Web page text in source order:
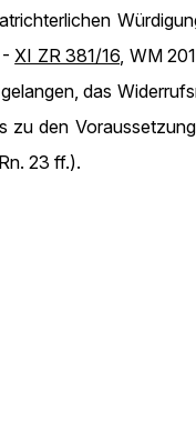
-XI ZR 381/16, WM
das
den
23 ff.).